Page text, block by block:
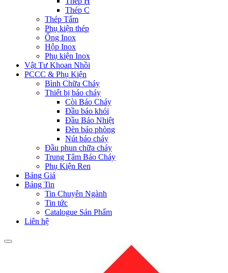
Thép C
Thép Tấm
Phụ kiện thép
Ống Inox
Hộp Inox
Phụ kiện Inox
Vật Tư Khoan Nhồi
PCCC & Phụ Kiện
Bình Chữa Cháy
Thiết bị báo cháy
Còi Báo Cháy
Đầu báo khói
Đầu Báo Nhiệt
Đèn báo phòng
Nút báo cháy
Đầu phun chữa cháy
Trung Tâm Báo Cháy
Phụ Kiện Ren
Bảng Giá
Bảng Tin
Tin Chuyên Ngành
Tin tức
Catalogue Sản Phẩm
Liên hệ